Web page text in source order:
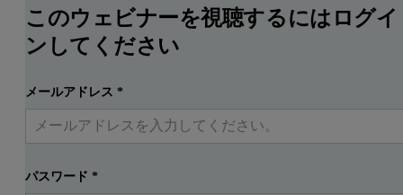
このウェビナーを視聴するにはログイ
ンしてください
メールアドレス*
パスワード*